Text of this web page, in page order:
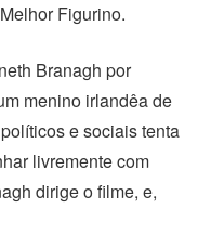
Figurino.
Branagh por
menino irlandêa de
e sociais tenta
livremente com
dirige o filme, e,